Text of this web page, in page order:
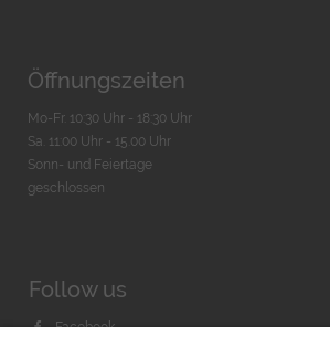
Öffnungszeiten
Mo-Fr. 10:30 Uhr - 18:30 Uhr
Sa. 11:00 Uhr - 15.00 Uhr
Sonn- und Feiertage
geschlossen
Follow us
Facebook